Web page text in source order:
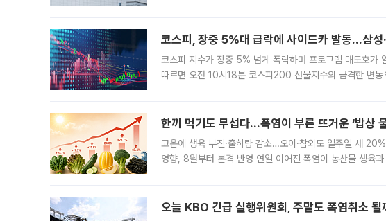
코스피, 장중 5%대 급락에 사이드카 발동…삼성
코스피 지수가 장중 5% 넘게 폭락하며 프로그램 매도호가
따르면 오전 10시18분 코스피200 선물지수의 급격한 변
한끼 먹기도 무섭다...폭염이 부른 뜨거운 ‘밥상
고온에 생육 부진·출하량 감소…오이·참외도 일주일 새
영향, 8월부터 본격 반영 연일 이어진 폭염이 농산물 생육
오늘 KBO 긴급 실행위원회, 주말도 폭염취소 될